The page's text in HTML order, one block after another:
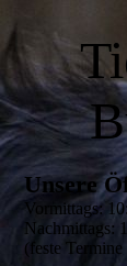
Unsere
Vormittags:
Nachmittags:
(feste